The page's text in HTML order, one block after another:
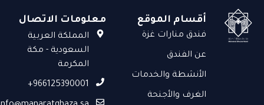
أقسام الموقع
فندق منارات غزة
عن الفندق
الأنشطة والخدمات
الغرف والأجنحة
معلومات الاتصال
المملكة العربية
السعودية - مكة
المكرمة
966125390001+